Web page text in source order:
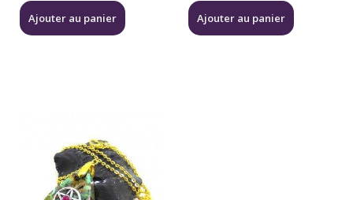
Ajouter au panier Ajouter au panier